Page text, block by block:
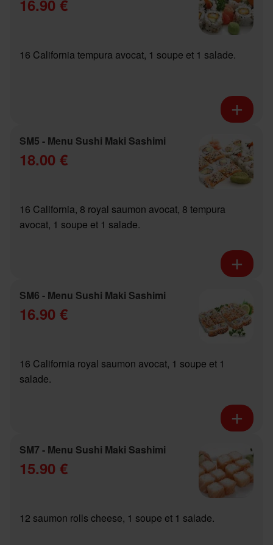
16.90 €
16 California tempura avocat, 1 soupe et 1 salade.
SM5 - Menu Sushi Maki Sashimi
18.00 €
16 California, 8 royal saumon avocat, 8 tempura
avocat, 1 soupe et 1 salade.
SM6 - Menu Sushi Maki Sashimi
16.90 €
16 California royal saumon avocat, 1 soupe et 1
salade.
SM7 - Menu Sushi Maki Sashimi
15.90 €
12 saumon rolls cheese, 1 soupe et 1 salade.